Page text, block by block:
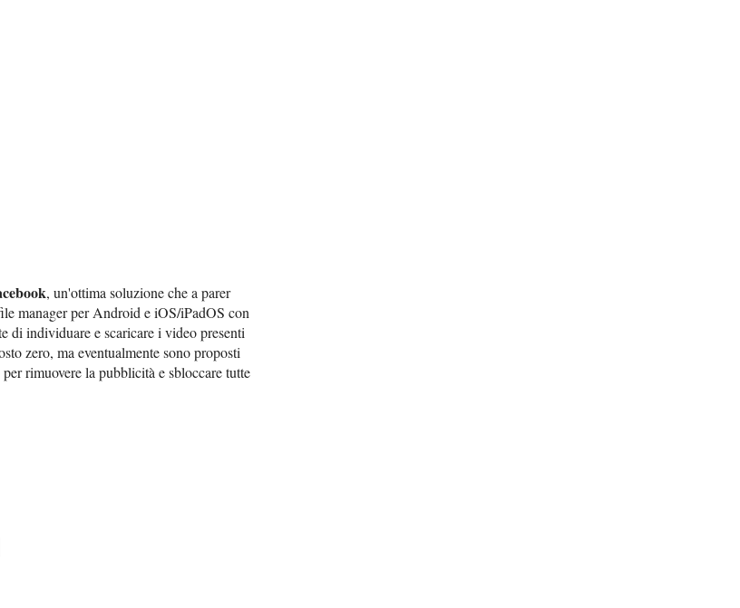
, un'ottima soluzione che a parer
manager per Android e iOS/iPadOS con
di individuare e scaricare i video presenti
zero, ma eventualmente sono proposti
rimuovere la pubblicità e sbloccare tutte